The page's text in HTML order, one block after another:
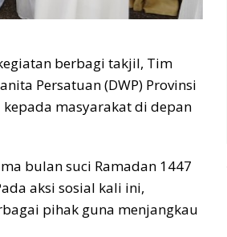
berbagi takjil, Tim
Persatuan (DWP) Provinsi
masyarakat di depan
bulan suci Ramadan 1447
aksi sosial kali ini,
pihak guna menjangkau